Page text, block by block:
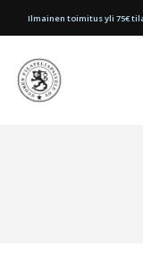
Ilmainen toimitus yli 75€